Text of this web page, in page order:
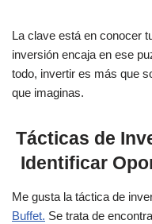
La clave está en conocer
inversión encaja en ese
todo, invertir es más que
que imaginas.
Tácticas de
Identificar
Me gusta la táctica de
Buffet. Se trata de